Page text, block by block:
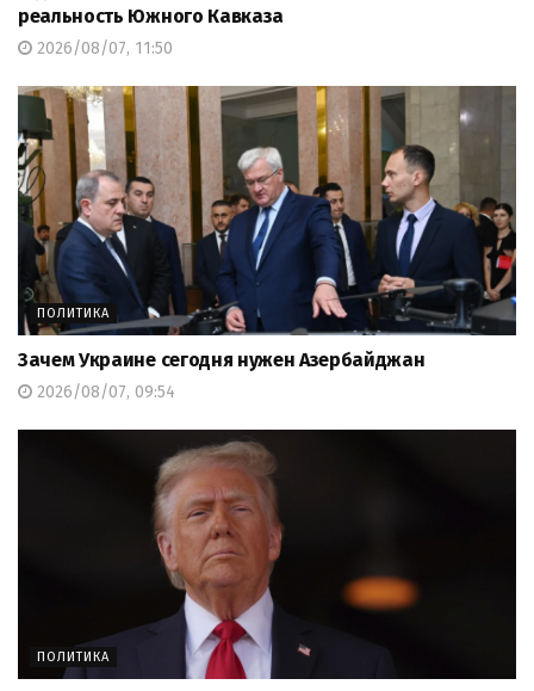
реальность Южного Кавказа
2026/08/07, 11:50
ПОЛИТИКА
Зачем Украине сегодня нужен Азербайджан
2026/08/07, 09:54
ПОЛИТИКА